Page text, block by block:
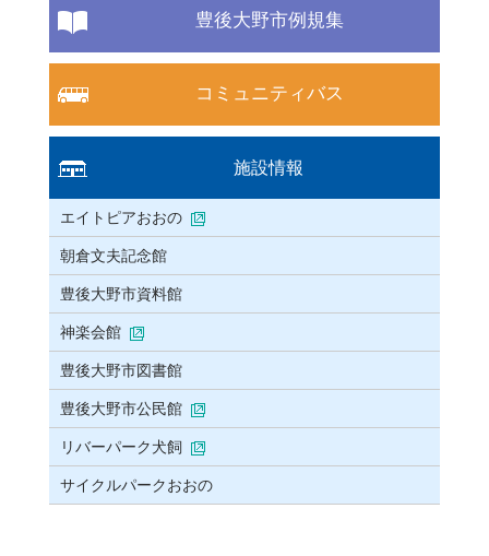
豊後大野市例規集
コミュニティバス
施設情報
エイトピアおおの
朝倉文夫記念館
豊後大野市資料館
神楽会館
豊後大野市図書館
豊後大野市公民館
リバーパーク犬飼
サイクルパークおおの